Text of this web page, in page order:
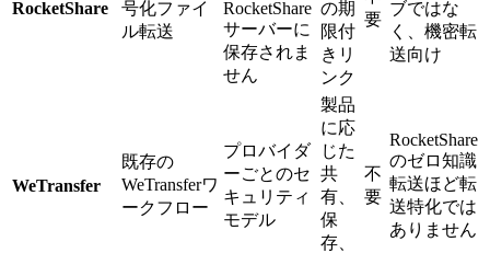
RocketShare
号化ファイ
ル転送
RocketShare
サーバーに
保存されま
せん
の期
限付
きリ
ンク
要
ブではな
く、機密転
送向け
WeTransfer
既存の
WeTransferワ
ークフロー
プロバイダ
ーごとのセ
キュリティ
モデル
製品
に応
じた
共
有、
保
存、
不
要
RocketShare
のゼロ知識
転送ほど転
送特化では
ありません